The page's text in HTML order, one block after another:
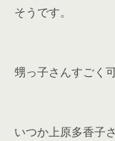
そうです。
甥っ子さんすごく
いつか上原多香子